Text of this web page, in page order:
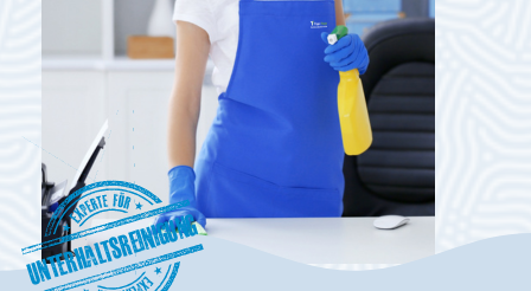
Unterhaltsreinigung